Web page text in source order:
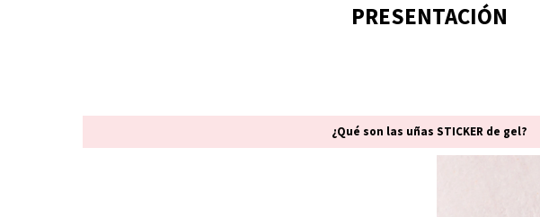
PRESENTACIÓN
¿Qué son las uñas STICKER de gel?